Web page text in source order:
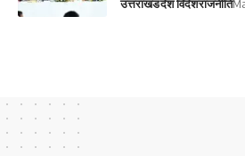
उत्तराखंडदेश विदेशराजनीति